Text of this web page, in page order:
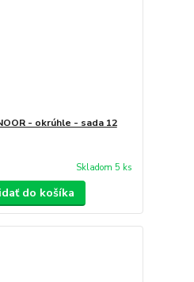
- okrúhle - sada 12
Skladom 5 ks
do košíka